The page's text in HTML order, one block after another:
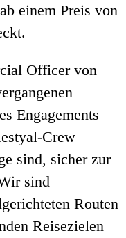
einem Preis von
Officer von
Engagements
Crew
sind, sicher zur
sind
Routen
Reisezielen